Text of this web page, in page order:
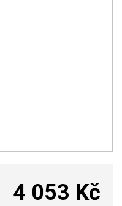
4 053 Kč